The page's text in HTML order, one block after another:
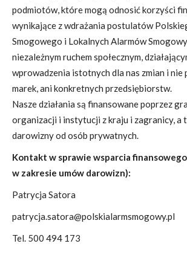
podmiotów, które mogą odnosić korzyści
wynikające z wdrażania postulatów
Smogowego i Lokalnych Alarmów
niezależnym ruchem społecznym,
wprowadzenia istotnych dla nas zmian i nie
marek, ani konkretnych przedsiębiorstw.
Nasze działania są finansowane poprzez
organizacji i instytucji z kraju i zagranicy, a
darowizny od osób prywatnych.
Kontakt w sprawie wsparcia
w zakresie umów darowizn):
Patrycja Satora
patrycja.satora@polskialarmsmogowy.pl
Tel. 500 494 173